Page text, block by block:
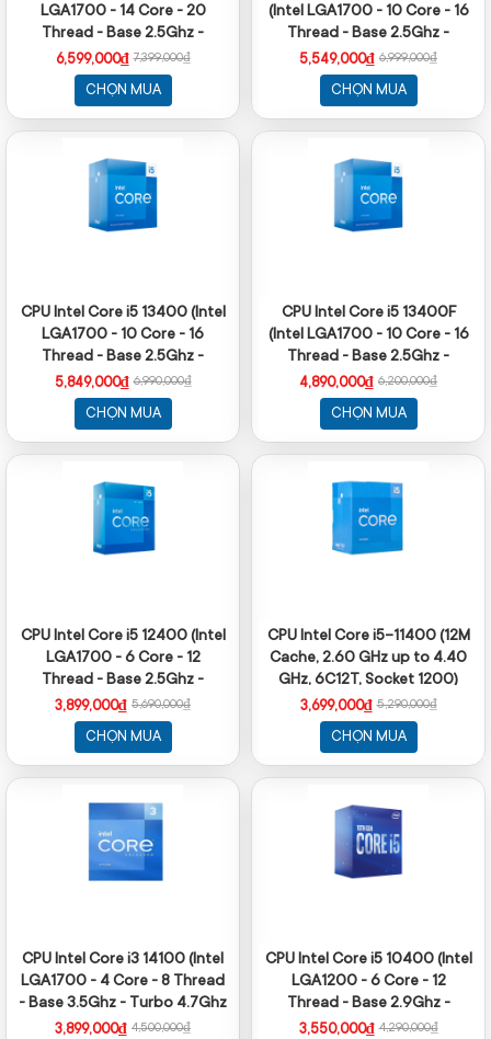
LGA1700 - 14 Core - 20
Thread - Base 2.5Ghz -
Turbo 4.8Ghz - Cache 24MB)
6,599,000₫ 7,399,000₫
CHỌN MUA
(Intel LGA1700 - 10 Core - 16
Thread - Base 2.5Ghz -
Turbo 4.7Ghz - Cache 20MB)
5,549,000₫ 6,999,000₫
CHỌN MUA
CPU Intel Core i5 13400 (Intel
LGA1700 - 10 Core - 16
Thread - Base 2.5Ghz -
Turbo 4.6Ghz - Cache 20MB)
5,849,000₫ 6,990,000₫
CHỌN MUA
CPU Intel Core i5 13400F
(Intel LGA1700 - 10 Core - 16
Thread - Base 2.5Ghz -
Turbo 4.6Ghz - Cache 20MB
- No iGPU)
4,890,000₫ 6,200,000₫
CHỌN MUA
CPU Intel Core i5 12400 (Intel
LGA1700 - 6 Core - 12
Thread - Base 2.5Ghz -
Turbo 4.4Ghz - Cache 18MB)
3,899,000₫ 5,690,000₫
CHỌN MUA
CPU Intel Core i5-11400 (12M
Cache, 2.60 GHz up to 4.40
GHz, 6C12T, Socket 1200)
3,699,000₫ 5,290,000₫
CHỌN MUA
CPU Intel Core i3 14100 (Intel
LGA1700 - 4 Core - 8 Thread
- Base 3.5Ghz - Turbo 4.7Ghz
- Cache 12MB)
3,899,000₫ 4,500,000₫
CPU Intel Core i5 10400 (Intel
LGA1200 - 6 Core - 12
Thread - Base 2.9Ghz -
Turbo 4.3Ghz - Cache 12MB)
3,550,000₫ 4,290,000₫